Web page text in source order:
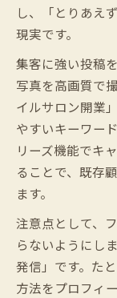
し、「とりあえ
現実です。
集客に強い投稿
写真を高画質で
イルサロン開業
やすいキーワー
リーズ機能でキ
ることで、既存
ます。
注意点として、
らないようにし
発信」です。た
方法をプロフィ